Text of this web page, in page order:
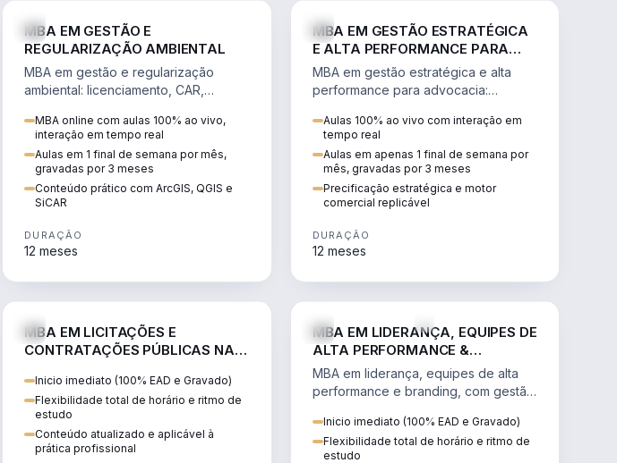
MBA EM GESTÃO E
REGULARIZAÇÃO AMBIENTAL
MBA em gestão e regularização
ambiental: licenciamento, CAR,
perícia ambiental com ArcGIS, QGIS e
SiCAR.
MBA online com aulas 100% ao vivo,
interação em tempo real
Aulas em 1 final de semana por mês,
gravadas por 3 meses
Conteúdo prático com ArcGIS, QGIS e
SiCAR
DURAÇÃO
12 meses
MBA EM GESTÃO ESTRATÉGICA
E ALTA PERFORMANCE PARA
ADVOCACIA
MBA em gestão estratégica e alta
performance para advocacia:
escalável, lucrativo e bem
precificado.
Aulas 100% ao vivo com interação em
tempo real
Aulas em apenas 1 final de semana por
mês, gravadas por 3 meses
Precificação estratégica e motor
comercial replicável
DURAÇÃO
12 meses
MBA EM LICITAÇÕES E
CONTRATAÇÕES PÚBLICAS NA
Inicio imediato (100% EAD e Gravado)
Flexibilidade total de horário e ritmo de
estudo
Conteúdo atualizado e aplicável à
prática profissional
MBA EM LIDERANÇA, EQUIPES DE
ALTA PERFORMANCE &
BRANDING
MBA em liderança, equipes de alta
performance e branding, com gestão
e comunicação persuasiva.
Inicio imediato (100% EAD e Gravado)
Flexibilidade total de horário e ritmo de
estudo